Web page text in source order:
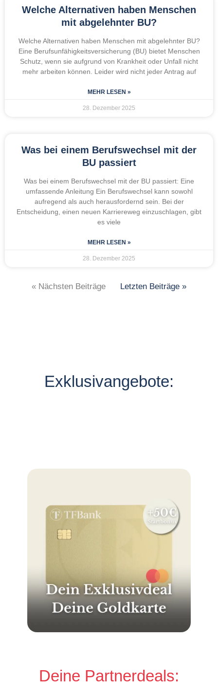
Welche Alternativen haben Menschen
mit abgelehnter BU?
Welche Alternativen haben Menschen mit abgelehnter BU?
Eine Berufsunfähigkeitsversicherung (BU) bietet Menschen
Schutz, wenn sie aufgrund von Krankheit oder Unfall nicht
mehr arbeiten können. Leider wird nicht jeder Antrag auf
MEHR LESEN »
28. Dezember 2025
Was bei einem Berufswechsel mit der
BU passiert
Was bei einem Berufswechsel mit der BU passiert: Eine
umfassende Anleitung Ein Berufswechsel kann sowohl
aufregend als auch herausfordernd sein. Bei der
Entscheidung, einen neuen Karriereweg einzuschlagen, gibt
es viele
MEHR LESEN »
28. Dezember 2025
« Nächsten Beiträge Letzten Beiträge »
Exklusivangebote:
Deine Partnerdeals: